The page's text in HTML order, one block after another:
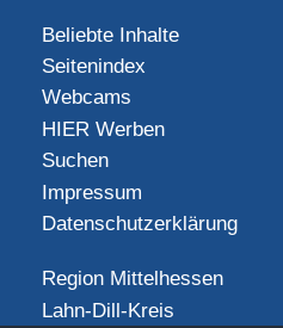
Beliebte Inhalte
Seitenindex
Webcams
HIER Werben
Suchen
Impressum
Datenschutzerklärung
Region Mittelhessen
Lahn-Dill-Kreis